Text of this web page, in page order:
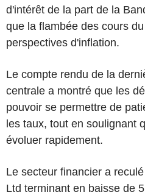
d'intérêt de la part de la
que la flambée des cours
perspectives d'inflation.
Le compte rendu de la
centrale a montré que les
pouvoir se permettre de
les taux, tout en soulignant
évoluer rapidement.
Le secteur financier a
Ltd terminant en baisse de